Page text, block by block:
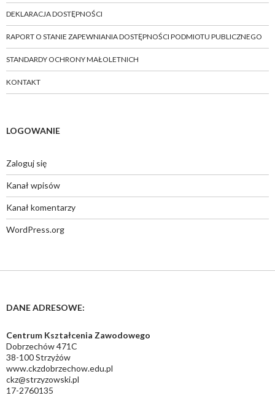
DEKLARACJA DOSTĘPNOŚCI
RAPORT O STANIE ZAPEWNIANIA DOSTĘPNOŚCI PODMIOTU PUBLICZNEGO
STANDARDY OCHRONY MAŁOLETNICH
KONTAKT
LOGOWANIE
Zaloguj się
Kanał wpisów
Kanał komentarzy
WordPress.org
DANE ADRESOWE:
Centrum Kształcenia Zawodowego
Dobrzechów 471C
38-100 Strzyżów
www.ckzdobrzechow.edu.pl
ckz@strzyzowski.pl
17-2760135